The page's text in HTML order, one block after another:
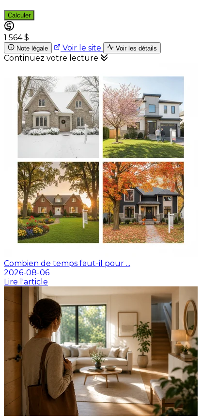
Calculer
1 564 $
Note légale Voir le site Voir les détails
Continuez votre lecture
Combien de temps faut-il pour ...
2026-08-06
Lire l'article